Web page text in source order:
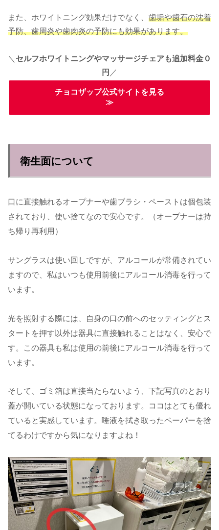
また、ホワイトニング効果だけでなく、 歯垢や歯石の沈着
予防、歯周炎や歯肉炎の予防にも効果があります。
＼ セルフホワイトニングやマッサージチェアも追加料金０
円 ／
チョコザップ公式サイトを見る
≫
衛生面について
口に直接触れるオープナーや歯ブラシ・ペーストは個包装
されており、 使い捨てなので安心です。（オープナーは持
ち帰り再利用）
サングラスは使い回しですが、アルコールが常備されてい
ますので、私はいつも使用前後にアルコール消毒を行って
います。
光を照射する際には、自身の口の前へのセッティングとス
タートを押す以外は器具に直接触れることはなく、安心で
す。この器具も私は使用の前後にアルコール消毒を行って
います。
そして、ゴミ箱は直接当たらないよう、下記写真のとおり
蓋が開いている状態になっております。ココはとても優れ
ていると実感しています。唾液を拭き取ったペーパーを捨
てるわけですから気になりますよね！